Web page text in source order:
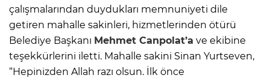
çalışmalarından duydukları memnuniyeti dile
getiren mahalle sakinleri, hizmetlerinden ötürü
Belediye Başkanı Mehmet Canpolat’a ve ekibine
teşekkürlerini iletti. Mahalle sakini Sinan Yurtseven,
“Hepinizden Allah razı olsun. İlk önce